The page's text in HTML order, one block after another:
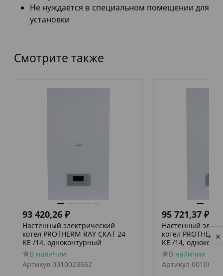
Не нуждается в специальном помещении для
установки
Смотрите также
93 420,26 ₽
Настенный электрический
котел PROTHERM RAY СКАТ 24
KE /14, одноконтурный
В наличии
Артикул 0010023652
95 721,37 ₽
Настенный
котел
KE /14,
В наличии
Артикул
Privacy notice